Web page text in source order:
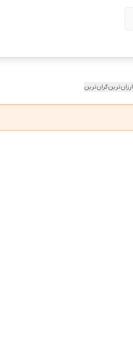
ارزان‌ترینگران‌ترین